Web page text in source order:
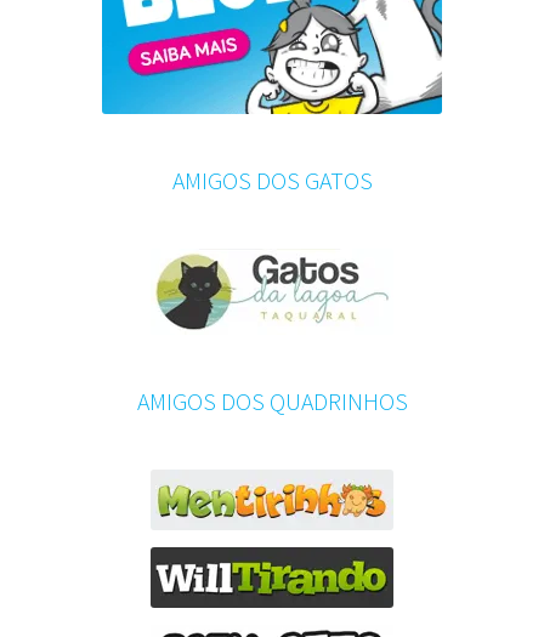
AMIGOS DOS GATOS
AMIGOS DOS QUADRINHOS